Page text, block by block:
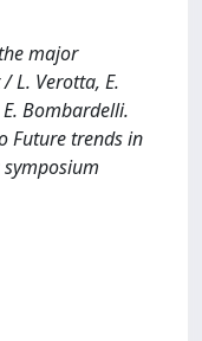
major
L. Verotta, E.
Bombardelli.
Future trends in